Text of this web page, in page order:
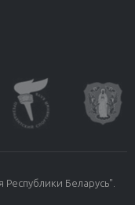
Беларусь".